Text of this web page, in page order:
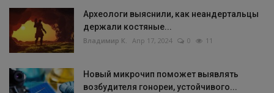
Археологи выяснили, как неандертальцы
держали костяные...
Владимир К. Апр 17, 2024 0 11
Новый микрочип поможет выявлять
возбудителя гонореи, устойчивого...